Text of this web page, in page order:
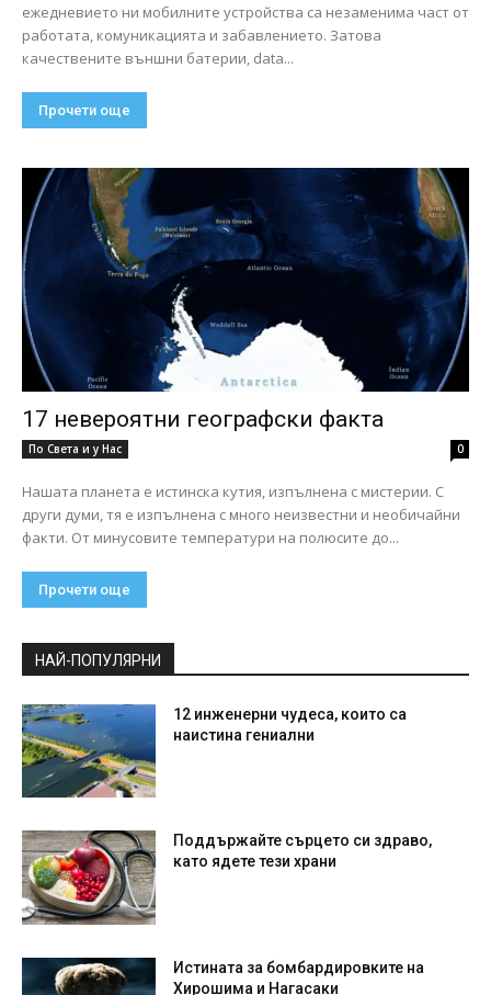
ежедневието ни мобилните устройства са незаменима част от
работата, комуникацията и забавлението. Затова
качествените външни батерии, data...
Прочети още
17 невероятни географски факта
По Света и у Нас 0
Нашата планета е истинска кутия, изпълнена с мистерии. С
други думи, тя е изпълнена с много неизвестни и необичайни
факти. От минусовите температури на полюсите до...
Прочети още
НАЙ-ПОПУЛЯРНИ
12 инженерни чудеса, които са
наистина гениални
Поддържайте сърцето си здраво,
като ядете тези храни
Истината за бомбардировките на
Хирошима и Нагасаки